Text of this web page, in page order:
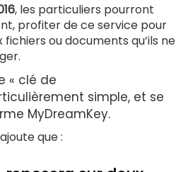
, les particuliers pourront
profiter de ce service pour
fichiers ou documents qu’ils ne
« clé de
simple, et se
MyDreamKey.
que :